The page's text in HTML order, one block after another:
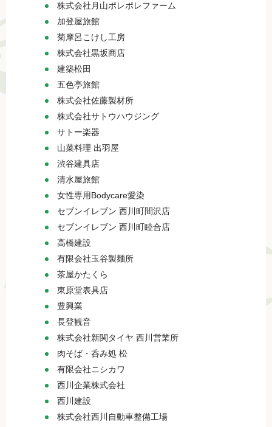
株式会社月山ポレポレファーム
加登屋旅館
菊摩呂こけし工房
株式会社黒坂商店
建築松田
五色亭旅館
株式会社佐藤製材所
株式会社サトウハウジング
サトー楽器
山菜料理 出羽屋
渋谷建具店
清水屋旅館
女性専用Bodycare愛染
セブンイレブン 西川町間沢店
セブンイレブン 西川町睦合店
高橋建設
有限会社玉谷製麺所
茶屋かたくら
東原堂表具店
豊興業
長登観音
株式会社新関タイヤ 西川営業所
肉そば・呑み処 松
有限会社ニシカワ
西川企業株式会社
西川建設
株式会社西川自動車整備工場